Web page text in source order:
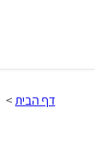
דף הבית>